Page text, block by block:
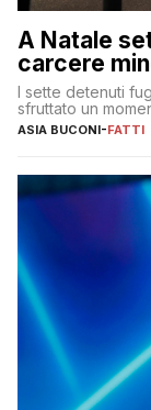
A Natale
carcere
I sette detenuti
sfruttato un
ASIA BUCONI-FATTI